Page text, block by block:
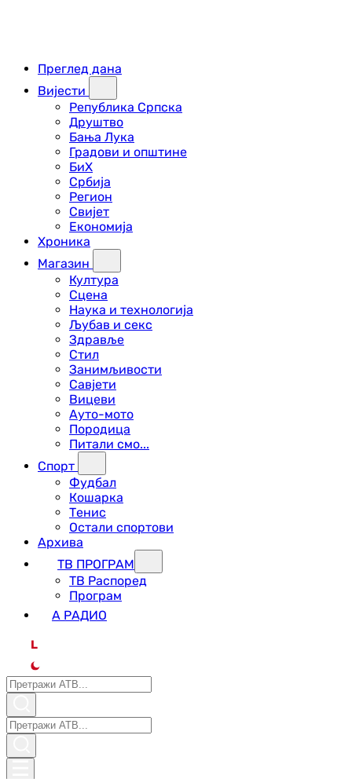
Преглед дана
Вијести
Република Српска
Друштво
Бања Лука
Градови и општине
БиХ
Србија
Регион
Свијет
Економија
Хроника
Магазин
Култура
Сцена
Наука и технологија
Љубав и секс
Здравље
Стил
Занимљивости
Савјети
Вицеви
Ауто-мото
Породица
Питали смо...
Спорт
Фудбал
Кошарка
Тенис
Остали спортови
Архива
ТВ ПРОГРАМ
ТВ Распоред
Програм
А РАДИО
L